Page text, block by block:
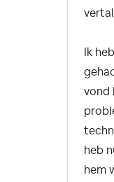
Ik
vond
heb
hem